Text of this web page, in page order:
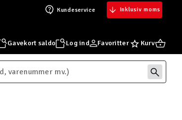
Kundeservice Inklusiv moms
Gavekort saldo Log ind Favoritter Kurv